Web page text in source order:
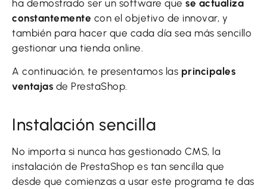
ha demostrado ser un software que se actualiza
constantemente con el objetivo de innovar, y
también para hacer que cada día sea más sencillo
gestionar una tienda online.
A continuación, te presentamos las principales
ventajas de PrestaShop.
Instalación sencilla
No importa si nunca has gestionado CMS, la
instalación de PrestaShop es tan sencilla que
desde que comienzas a usar este programa te das